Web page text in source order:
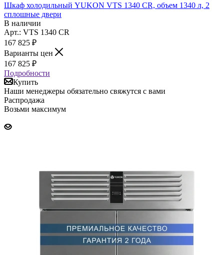
Шкаф холодильный YUKON VTS 1340 CR, объем 1340 л, 2
сплошные двери
В наличии
Арт.: VTS 1340 CR
167 825 ₽
Варианты цен
167 825 ₽
Подробности
Купить
Наши менеджеры обязательно свяжутся с вами
Распродажа
Возьми максимум